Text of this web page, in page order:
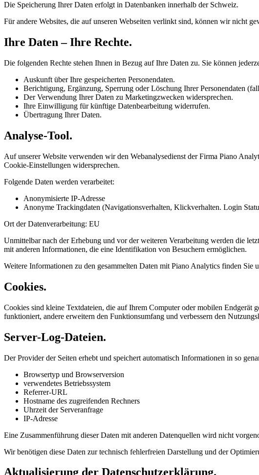
Die Speicherung Ihrer Daten erfolgt in Datenbanken innerhalb der Schweiz.
Für andere Websites, die auf unseren Webseiten verlinkt sind, können wir nicht
Ihre Daten – Ihre Rechte.
Die folgenden Rechte stehen Ihnen in Bezug auf Ihre Daten zu. Sie können
Auskunft über Ihre gespeicherten Personendaten.
Berichtigung, Ergänzung, Sperrung oder Löschung Ihrer Personendaten
Der Verwendung Ihrer Daten zu Marketingzwecken widersprechen.
Ihre Einwilligung für künftige Datenbearbeitung widerrufen.
Übertragung Ihrer Daten.
Analyse-Tool.
Auf unserer Website verwenden wir den Webanalysedienst der Firma Piano
Cookie-Einstellungen widersprechen.
Folgende Daten werden verarbeitet:
Anonymisierte IP-Adresse
Anonyme Trackingdaten (Navigationsverhalten, Klickverhalten. Login
Ort der Datenverarbeitung: EU
Unmittelbar nach der Erhebung und vor der weiteren Verarbeitung werden die
mit anderen Informationen, die eine Identifikation von Besuchern ermöglichen.
Weitere Informationen zu den gesammelten Daten mit Piano Analytics finden Sie
Cookies.
Cookies sind kleine Textdateien, die auf Ihrem Computer oder mobilen Endgerät
funktioniert, andere erweitern den Funktionsumfang und verbessern den
Server-Log-Dateien.
Der Provider der Seiten erhebt und speichert automatisch Informationen in so
Browsertyp und Browserversion
verwendetes Betriebssystem
Referrer-URL
Hostname des zugreifenden Rechners
Uhrzeit der Serveranfrage
IP-Adresse
Eine Zusammenführung dieser Daten mit anderen Datenquellen wird nicht
Wir benötigen diese Daten zur technisch fehlerfreien Darstellung und der
Aktualisierung der Datenschutzerklärung.